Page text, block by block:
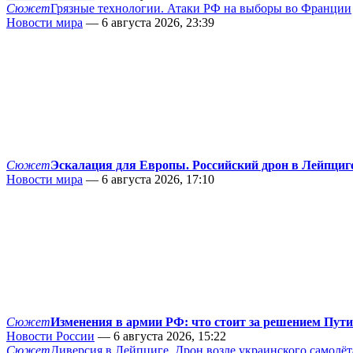
СюжетГрязные технологии. Атаки РФ на выборы во Франции
Новости мира — 6 августа 2026, 23:39
СюжетЭскалация для Европы. Российский дрон в
Новости мира — 6 августа 2026, 17:10
СюжетИзменения в армии РФ: что стоит за решением
Новости России — 6 августа 2026, 15:22